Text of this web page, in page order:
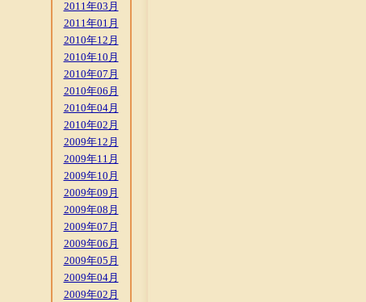
2011年03月
2011年01月
2010年12月
2010年10月
2010年07月
2010年06月
2010年04月
2010年02月
2009年12月
2009年11月
2009年10月
2009年09月
2009年08月
2009年07月
2009年06月
2009年05月
2009年04月
2009年02月